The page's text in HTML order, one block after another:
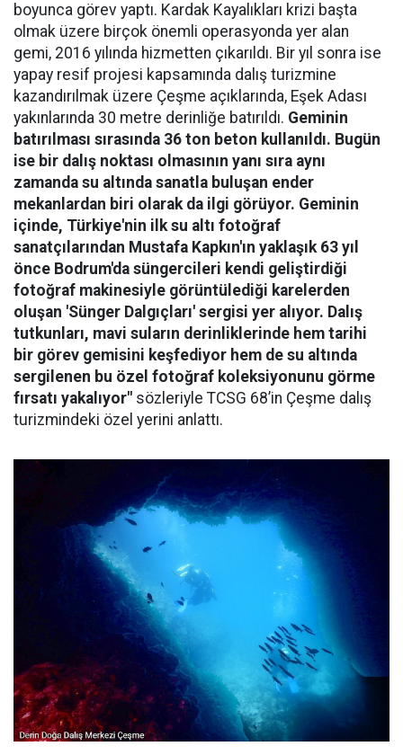
boyunca görev yaptı. Kardak Kayalıkları krizi başta
olmak üzere birçok önemli operasyonda yer alan
gemi, 2016 yılında hizmetten çıkarıldı. Bir yıl sonra ise
yapay resif projesi kapsamında dalış turizmine
kazandırılmak üzere Çeşme açıklarında, Eşek Adası
yakınlarında 30 metre derinliğe batırıldı. Geminin
batırılması sırasında 36 ton beton kullanıldı. Bugün
ise bir dalış noktası olmasının yanı sıra aynı
zamanda su altında sanatla buluşan ender
mekanlardan biri olarak da ilgi görüyor. Geminin
içinde, Türkiye'nin ilk su altı fotoğraf
sanatçılarından Mustafa Kapkın'ın yaklaşık 63 yıl
önce Bodrum'da süngercileri kendi geliştirdiği
fotoğraf makinesiyle görüntülediği karelerden
oluşan 'Sünger Dalgıçları' sergisi yer alıyor. Dalış
tutkunları, mavi suların derinliklerinde hem tarihi
bir görev gemisini keşfediyor hem de su altında
sergilenen bu özel fotoğraf koleksiyonunu görme
fırsatı yakalıyor" sözleriyle TCSG 68’in Çeşme dalış
turizmindeki özel yerini anlattı.